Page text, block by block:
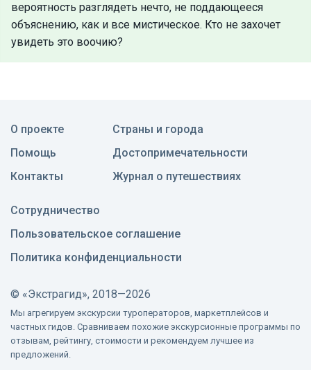
вероятность разглядеть нечто, не поддающееся
объяснению, как и все мистическое. Кто не захочет
увидеть это воочию?
О проекте
Помощь
Контакты
Страны и города
Достопримечательности
Журнал о путешествиях
Сотрудничество
Пользовательское соглашение
Политика конфиденциальности
© «Экстрагид», 2018—2026
Мы агрегируем экскурсии туроператоров, маркетплейсов и
частных гидов. Сравниваем похожие экскурсионные программы по
отзывам, рейтингу, стоимости и рекомендуем лучшее из
предложений.